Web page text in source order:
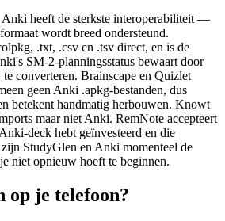
Anki heeft de sterkste interoperabiliteit —
wordt breed ondersteund.
.txt, .csv en .tsv direct, en is de
SM-2-planningsstatus bewaart door
converteren. Brainscape en Quizlet
geen Anki .apkg-bestanden, dus
betekent handmatig herbouwen. Knowt
maar niet Anki. RemNote accepteert
deck hebt geïnvesteerd en die
StudyGlen en Anki momenteel de
niet opnieuw hoeft te beginnen.
op je telefoon?